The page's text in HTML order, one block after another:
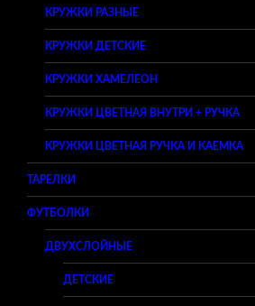
КРУЖКИ РАЗНЫЕ
КРУЖКИ ДЕТСКИЕ
КРУЖКИ ХАМЕЛЕОН
КРУЖКИ ЦВЕТНАЯ ВНУТРИ + РУЧКА
КРУЖКИ ЦВЕТНАЯ РУЧКА И КАЕМКА
ТАРЕЛКИ
ФУТБОЛКИ
ДВУХСЛОЙНЫЕ
ДЕТСКИЕ